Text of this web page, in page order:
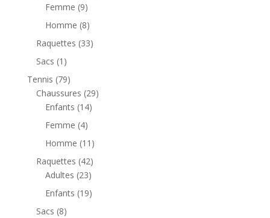
Femme (9)
Homme (8)
Raquettes (33)
Sacs (1)
Tennis (79)
Chaussures (29)
Enfants (14)
Femme (4)
Homme (11)
Raquettes (42)
Adultes (23)
Enfants (19)
Sacs (8)